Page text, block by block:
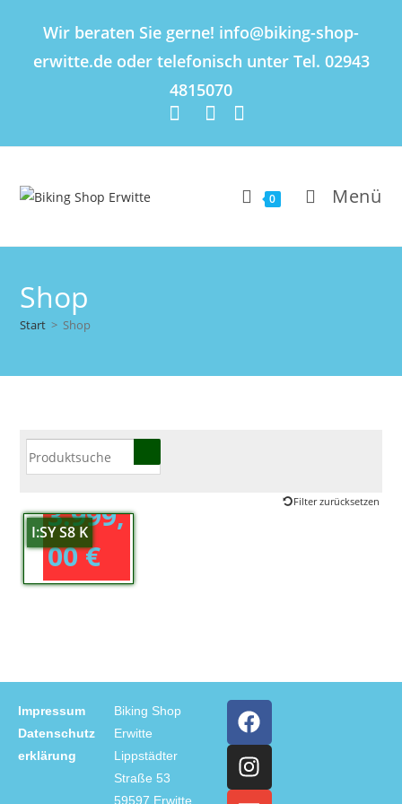
Wir beraten Sie gerne! info@biking-shop-
erwitte.de oder telefonisch unter Tel. 02943
4815070
0 Menü
Shop
Start > Shop
Filter zurücksetzen
I:SY S8 K
3.999,
00€
Impressum
Datenschutz
erklärung
Biking Shop
Erwitte
Lippstädter
Straße 53
59597 Erwitte